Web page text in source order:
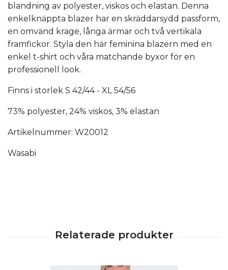
blandning av polyester, viskos och elastan. Denna
enkelknäppta blazer har en skräddarsydd passform,
en omvänd krage, långa ärmar och två vertikala
framfickor. Styla den här feminina blazern med en
enkel t-shirt och våra matchande byxor för en
professionell look.
Finns i storlek S 42/44 - XL 54/56
73% polyester, 24% viskos, 3% elastan
Artikelnummer: W20012
Wasabi